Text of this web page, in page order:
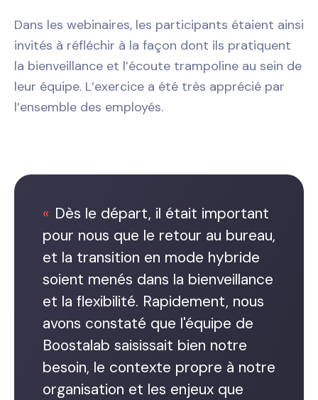
Dans les webinaires, les participants étaient ainsi
invités à réfléchir à la façon dont ils pratiquent
la bienveillance et l’écoute trampoline au sein de
leur équipe. L’exercice a été très apprécié par
l’ensemble des employés.
Dès le départ, il était important
pour nous que le retour au bureau,
et la transition en mode hybride
soient menés dans la bienveillance
et la flexibilité. Rapidement, nous
avons constaté que l'équipe de
Boostalab saisissait bien notre
besoin, le contexte propre à notre
organisation et les enjeux que